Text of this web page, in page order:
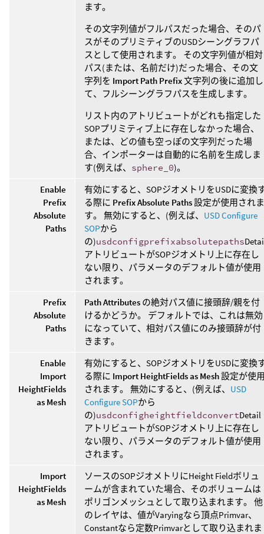
ます。
その文字列値がフルパスだった場合、そのパ
スがそのプリミティブのUSDシーングラフパ
スとして使用されます。 その文字列値が相対
パス(または、名前だけ)だった場合、その文
字列を Import Path Prefix文字列の後に追加し
て、フルシーングラフパスを生成します。
リスト内のアトリビュートがどれも指定した
SOPプリミティブ上に存在しなかった場合、
または、どの値も空っぽの文字列だった場
合、インポーターは自動的に名前を生成しま
す(例えば、 sphere_0)。
Enable
Prefix
Absolute
Paths
有効にすると、SOPジオメトリをUSDに変換
る際に Prefix Absolute Paths設定が使用されま
す。 無効にすると、(例えば、 USD Configure
SOPから
の)usdconfigprefixabsolutepaths
アトリビュートがSOPジオメトリ上に存在し
ない限り、パラメータのデフォルト値が使用
されます。
Prefix
Absolute
Paths
Path Attributes の絶対パス値に接頭辞/親を付
けるかどうか。 デフォルトでは、これは無効
になっていて、相対パス値にのみ接頭辞が付
きます。
Enable
Import
HeightFields
as Mesh
有効にすると、SOPジオメトリをUSDに変換
る際に Import HeightFields as Mesh設定が使
されます。 無効にすると、(例えば、 USD
Configure SOPから
の)usdconfigheightfieldconvertDetail
アトリビュートがSOPジオメトリ上に存在し
ない限り、パラメータのデフォルト値が使用
されます。
Import
HeightFields
as Mesh
ソースのSOPジオメトリにHeight Fieldボリュ
ームが含まれていた場合、そのボリュームは
ポリゴンメッシュとして取り込まれます。 他
のレイヤは、値がVaryingなら頂点Primvar、
Constantなら定数Primvarとして取り込まれま